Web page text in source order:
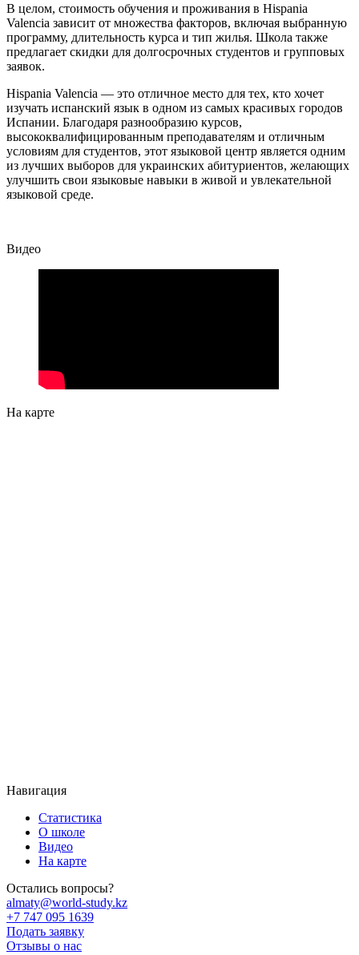
В целом, стоимость обучения и проживания в Hispania
Valencia зависит от множества факторов, включая выбранную
программу, длительность курса и тип жилья. Школа также
предлагает скидки для долгосрочных студентов и групповых
заявок.
Hispania Valencia — это отличное место для тех, кто хочет
изучать испанский язык в одном из самых красивых городов
Испании. Благодаря разнообразию курсов,
высококвалифицированным преподавателям и отличным
условиям для студентов, этот языковой центр является одним
из лучших выборов для украинских абитуриентов, желающих
улучшить свои языковые навыки в живой и увлекательной
языковой среде.
Видео
На карте
Навигация
Статистика
О школе
Видео
На карте
Остались вопросы?
almaty@world-study.kz
+7 747 095 1639
Подать заявку
Отзывы о нас